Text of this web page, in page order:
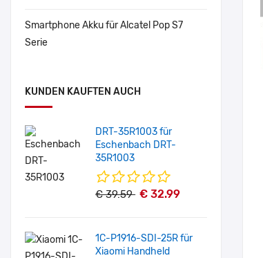
Smartphone Akku für Alcatel Pop S7
Serie
KUNDEN KAUFTEN AUCH
DRT-35R1003 für
Eschenbach DRT-
35R1003
€ 39.59 € 32.99
1C-P1916-SDI-25R für
Xiaomi Handheld